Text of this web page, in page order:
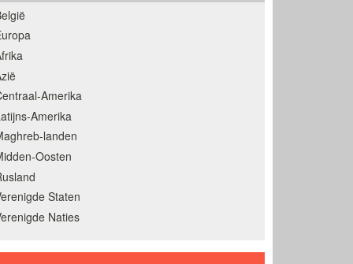
Amerika
Amerika
landen
Oosten
Staten
Naties